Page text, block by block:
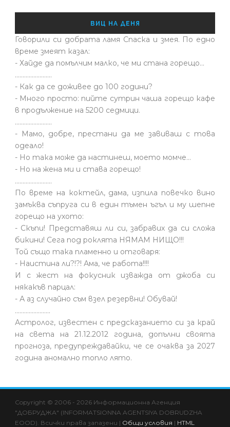
ВИЦ НА ДЕНЯ
Говорили си добрата ламя Спаска и змея. По едно
време змеят казал:
- Хайде да помълчим малко, че ми стана горещо...
........................
- Как да се доживее до 100 години?
- Много просто: пийте сутрин чаша горещо кафе
в продължение на 5200 седмици.
........................
- Мамо, добре, престани да ме завиваш с това
одеало!
- Но така може да настинеш, моето момче…
- Но на жена ми и става горещо!
........................
По време на коктейл, дама, изпила повечко вино
замъква съпруга си в един тъмен ъгъл и му шепне
горещо на ухото:
- Скъпи! Представяш ли си, забравих да си сложа
бикини! Сега под роклята НЯМАМ НИЩО!!!
Той също така пламенно и отговаря:
- Наистина ли?!?! Ама, че работа!!!!
И с жест на фокусник изважда от джоба си
някакъв парцал:
- А аз случайно съм взел резервни! Обувай!
.......................
Астролог, известен с предсказанието си за край
на света на 21.12.2012 година, допълни своята
прогноза, предупреждавайки, че се очаква за 2027
година аномално топло лято.
Copyright © 2006 - 2026 Информационна Агенция
"ДОБРУДЖА" (INFORMATSIONNA AGENTSIYA DOBRUDZHA
EOOD). Всички права запазени | Общи условия | HTML